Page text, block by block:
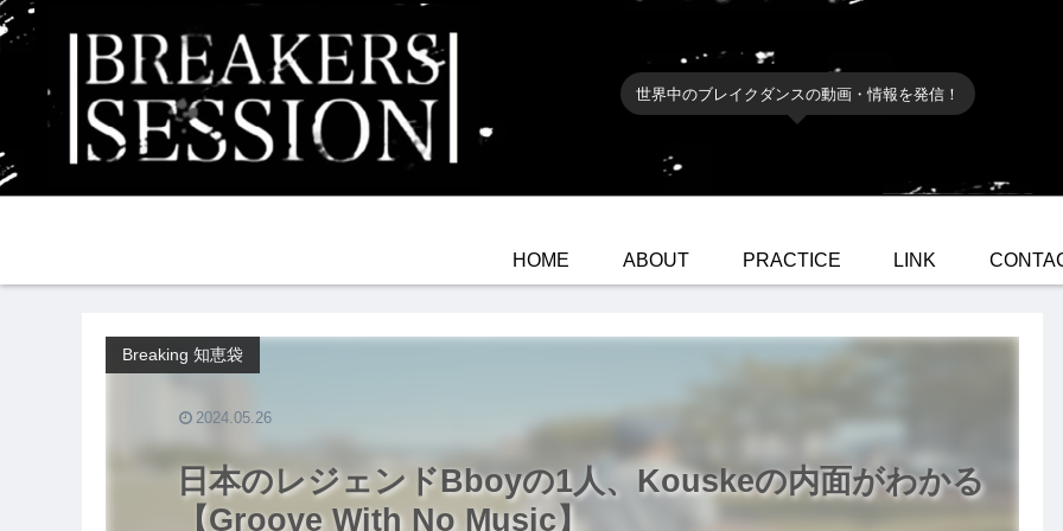
世界中のブレイクダンスの動画・情報を発信！
HOME ABOUT PRACTICE LINK
日本のレジェンドBboyの1人、Kouskeの内面がわかる
【Groove With No Music】
Breaking 知恵袋
2024.05.26